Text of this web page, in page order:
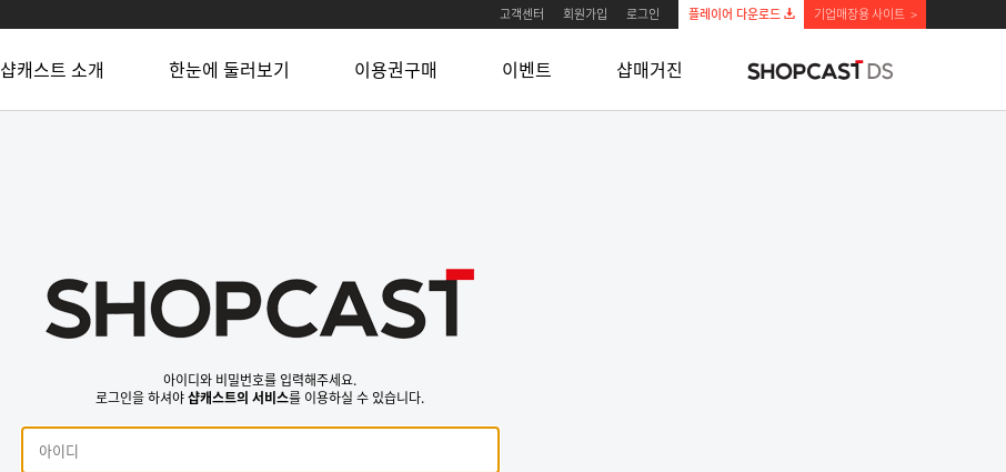
고객센터 회원가입 로그인 플레이어 다운로드 기업매장용 사이트 >
샵캐스트 소개 한눈에 둘러보기 이용권구매 이벤트 샵매거진
아이디와 비밀번호를 입력해주세요.
로그인을 하셔야샵캐스트의 서비스를 이용하실 수 있습니다.